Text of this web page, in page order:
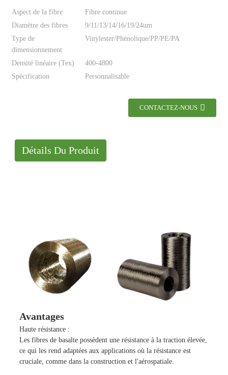
Aspect de la fibre
Fibre continue
Diamètre des fibres
9/11/13/14/16/19/24um
Type de
dimensionnement
Vinylester/Phénolique/PP/PE/PA
Densité linéaire (Tex)
400-4800
Spécification
Personnalisable
CONTACTEZ-NOUS
Détails Du Produit
Avantages
Haute résistance :
Les fibres de basalte possèdent une résistance à la traction élevée,
ce qui les rend adaptées aux applications où la résistance est
cruciale, comme dans la construction et l'aérospatiale.